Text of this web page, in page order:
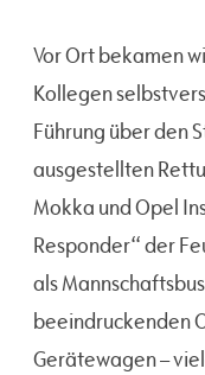
Vor Ort bekamen
Kollegen
Führung über den
ausgestellten
Mokka und Opel
Responder“ der
als
beeindruckenden
Gerätewagen –